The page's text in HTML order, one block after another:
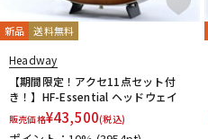
新品 送料無料
Headway
【期間限定！アクセ11点セット付
き！】HF-Essential ヘッドウェイ
販売価格¥43,500(税込)